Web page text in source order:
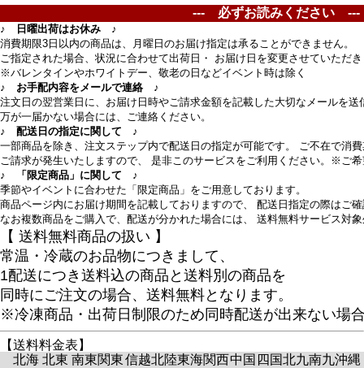
--- 必ずお読みください ---
♪ 日曜出荷はお休み ♪
消費期限3日以内の商品は、月曜日のお届け指定は承ることができません。
ご指定された場合、状況に合わせて出荷日・ お届け日を変更させていただ
※バレンタインやホワイトデー、敬老の日などイベント時は除く
♪ お手配内容をメールで連絡 ♪
注文日の翌営業日に、お届け日時やご請求金額を記載した大切なメールを送
万が一届かない場合には、ご連絡ください。
♪ 配送日の指定に関して ♪
一部商品を除き、注文ステップ内で配送日の指定が可能です。 ご不在で消
ご請求が発生いたしますので、 是非このサービスをご利用ください。※ご
♪ 「限定商品」に関して ♪
季節やイベントに合わせた「限定商品」をご用意しております。
商品ページ内にお届け期間を記載しておりますので、 配送日指定の際はご
なお複数商品をご購入で、配送が分かれた場合には、 送料無料サービス対
【 送料無料商品の扱い 】
常温・冷蔵のお品物につきまして、
1配送につき送料込の商品と送料別の商品を
同時にご注文の場合、送料無料となります。
※冷凍商品・出荷日制限のため同時配送が出来ない場
【送料料金表】
北海 北東 南東関東信越北陸東海関西中国 四国北九南九沖縄